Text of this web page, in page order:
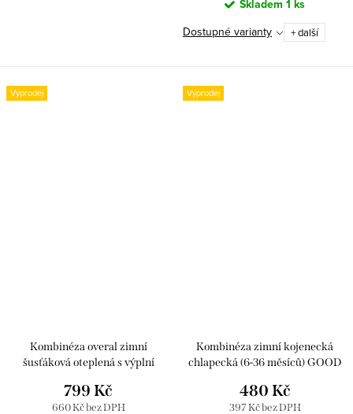
Skladem 1 ks
Dostupné varianty + další
Výprodej
Kombinéza overal zimní
šusťáková oteplená s výplní
GARDO G7181
660 Kč bez DPH
799 Kč
Výprodej
Kombinéza zimní kojenecká
chlapecká (6-36 měsíců) GOOD
397 Kč bez DPH
480 Kč